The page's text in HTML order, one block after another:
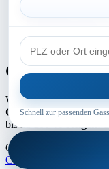
Sachsen-Anhalt
Gaspreis-
Wie die Medien aktuell
Gaskundenein
bis zu
Copyright ©2025 by
Creativ Themes
PLZ
oder
Ort
Schnell zur passenden